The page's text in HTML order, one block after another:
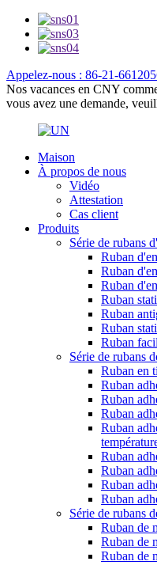
Appelez-nous : 86-21-
Nos vacances en CNY
vous avez une demande,
Maison
À propos de nous
Vidéo
Attestation
Cas client
Produits
Série de rubans
Ruban
Ruban
Ruban
Ruban
Ruban
Ruban
Ruban
Série de rubans
Ruban en
Ruban
Ruban
Ruban
Ruban
Ruban
Ruban
Ruban
Ruban
Série de rubans
Ruban de
Ruban de
Ruban de